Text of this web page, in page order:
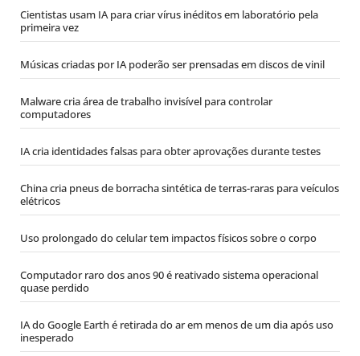
Cientistas usam IA para criar vírus inéditos em laboratório pela
primeira vez
Músicas criadas por IA poderão ser prensadas em discos de vinil
Malware cria área de trabalho invisível para controlar
computadores
IA cria identidades falsas para obter aprovações durante testes
China cria pneus de borracha sintética de terras-raras para veículos
elétricos
Uso prolongado do celular tem impactos físicos sobre o corpo
Computador raro dos anos 90 é reativado sistema operacional
quase perdido
IA do Google Earth é retirada do ar em menos de um dia após uso
inesperado